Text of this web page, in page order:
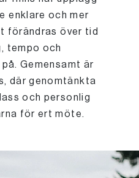
enklare och mer
förändras över tid
tempo och
Gemensamt är
där genomtänkta
och personlig
för ert möte.